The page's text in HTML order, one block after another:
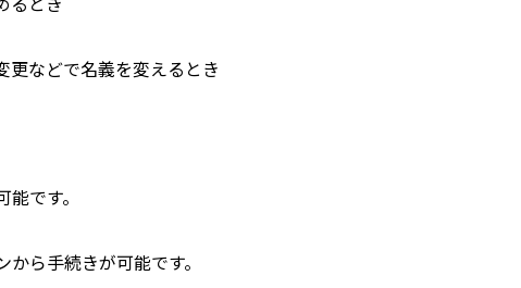
更などで名義を変えるとき
です。
ら手続きが可能です。